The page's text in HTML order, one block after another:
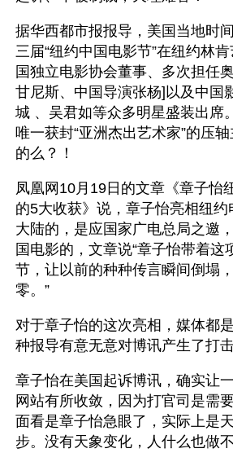
据华西都市报报导，美国当地时
三届“纽约中国电影节”在纽约林
国独立电影协会董事、多次担任
甘尼斯、中国导演张杨]以及中国
城 、吴君如等众多明星盛装出席
唯一获封“亚洲杰出艺术家”的压
的么？！
凤凰网10月19日的文章《章子怡
的5大收获》说，章子怡亮相纽约
大陆的，是应国家广电总局之邀
国电影的，文章说“章子怡带着这
节，让以前的种种传言瞬间倒塌
零。”
对于章子怡的这次亮相，媒体都
种报导有意无意对博讯产生了打
章子怡在美国起诉博讯，确实让
网站有所收敛，因为打官司是需
面看是章子怡急眼了，实际上是
步。没有天象变化，人什么也做